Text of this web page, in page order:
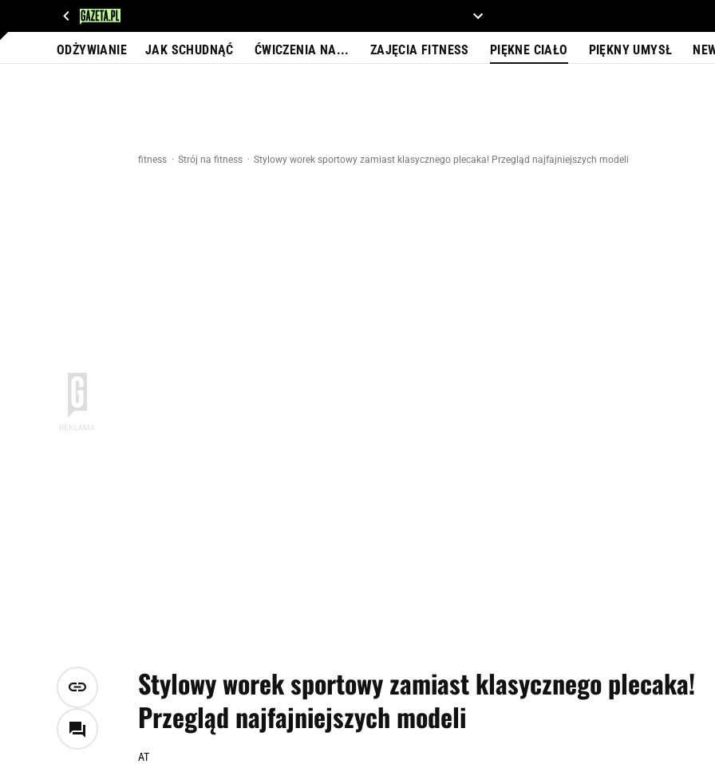
ODŻYWIANIE JAK SCHUDNĄĆ ĆWICZENIA NA... ZAJĘCIA FITNESS PIĘKNE CIAŁO PIĘKNY UMYSŁ
fitness Strój na fitness Stylowy worek sportowy zamiast klasycznego plecaka! Przegląd najfajniejszych modeli
Stylowy worek sportowy zamiast klasycznego plecaka!
Przegląd najfajniejszych modeli
AT